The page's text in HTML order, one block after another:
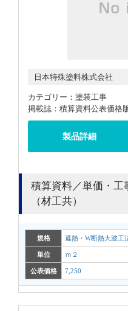
日本特殊塗料株式会社
カテゴリー：塗装工事
掲載誌：積算資料公表価格
製品詳細
積算資料／単価・工
（材工共）
規格 遮熱・W断熱大波工
単位 ｍ２
公表価格 7,250